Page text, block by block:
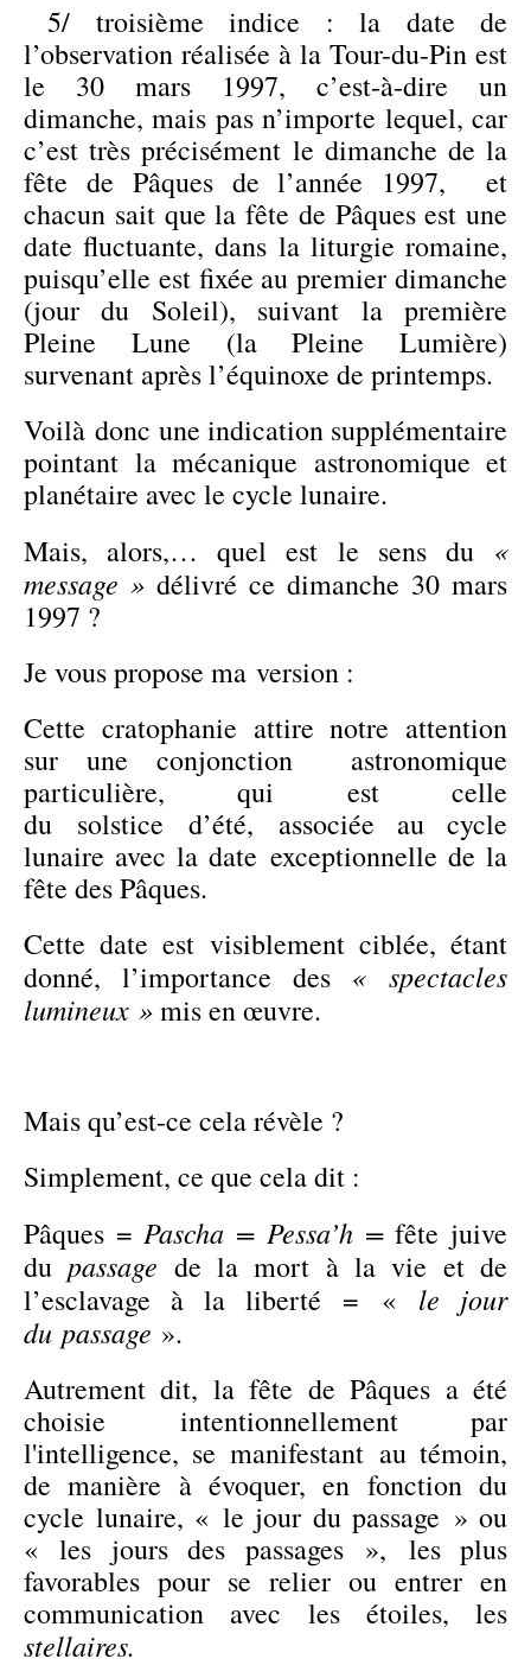
5/ troisième indice : la date de
l’observation réalisée à la Tour-du-Pin est
le 30 mars 1997, c’est-à-dire un
dimanche, mais pas n’importe lequel, car
c’est très précisément le dimanche de la
fête de Pâques de l’année 1997, et
chacun sait que la fête de Pâques est une
date fluctuante, dans la liturgie romaine,
puisqu’elle est fixée au premier dimanche
(jour du Soleil), suivant la première
Pleine Lune (la Pleine Lumière)
survenant après l’équinoxe de printemps.
Voilà donc une indication supplémentaire
pointant la mécanique astronomique et
planétaire avec le cycle lunaire.
Mais, alors,… quel est le sens du «
message » délivré ce dimanche 30 mars
1997 ?
Je vous propose ma version :
Cette cratophanie attire notre attention
sur une conjonction astronomique
particulière, qui est celle
du solstice d’été, associée au cycle
lunaire avec la date exceptionnelle de la
fête des Pâques.
Cette date est visiblement ciblée, étant
donné, l’importance des « spectacles
lumineux »mis en œuvre.
Mais qu’est-ce cela révèle ?
Simplement, ce que cela dit :
Pâques =Pascha = Pessa’h =fête juive
du passage de la mort à la vie et de
l’esclavage à la liberté = « le jour
du passage ».
Autrement dit, la fête de Pâques a été
choisie intentionnellement par
l'intelligence, se manifestant au témoin,
de manière à évoquer, en fonction du
cycle lunaire, « le jour du passage » ou
« les jours des passages », les plus
favorables pour se relier ou entrer en
communication avec les étoiles, les
stellaires.